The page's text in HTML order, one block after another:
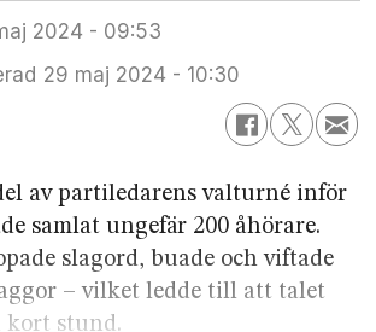
2024 - 09:53
29 maj 2024 - 10:30
av partiledarens valturné inför
samlat ungefär 200 åhörare.
slagord, buade och viftade
– vilket ledde till att talet
kort stund.